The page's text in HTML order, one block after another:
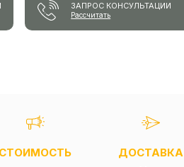
ЗАПРОС КОНСУЛЬТАЦИИ
Рассчитать
СТОИМОСТЬ ДОСТАВКА